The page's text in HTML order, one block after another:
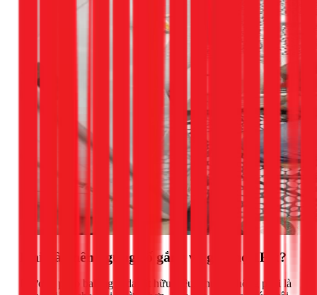
Khi nào nên ngừng cố gắng và gọi thợ 1Fix?
Phương pháp baking soda rất hữu hiệu, nhưng không phải là